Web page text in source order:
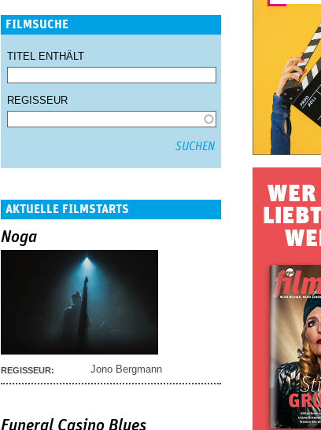
FILMSUCHE
TITEL ENTHÄLT
REGISSEUR
AKTUELLE FILMSTARTS
Noga
REGISSEUR: Jono Bergmann
Funeral Casino Blues